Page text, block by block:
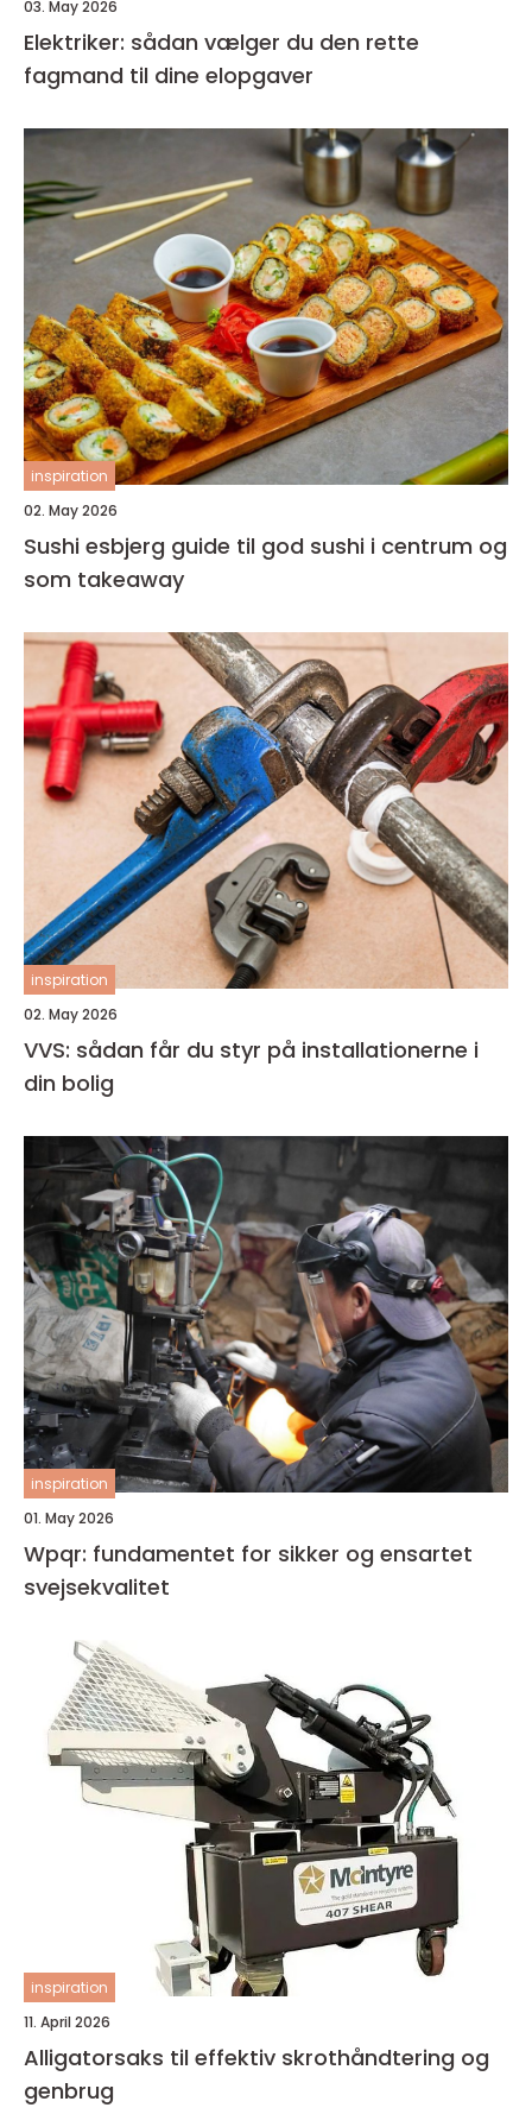
03. May 2026
Elektriker: sådan vælger du den rette
fagmand til dine elopgaver
inspiration
02. May 2026
Sushi esbjerg guide til god sushi i centrum og
som takeaway
inspiration
02. May 2026
VVS: sådan får du styr på installationerne i
din bolig
inspiration
01. May 2026
Wpqr: fundamentet for sikker og ensartet
svejsekvalitet
inspiration
11. April 2026
Alligatorsaks til effektiv skrothåndtering og
genbrug